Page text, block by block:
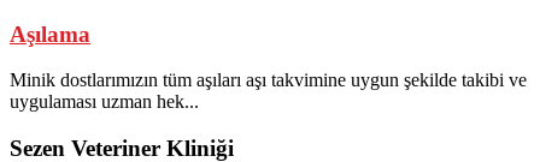
Aşılama
Minik dostlarımızın tüm aşıları aşı takvimine uygun şekilde takibi ve
uygulaması uzman hek...
Sezen Veteriner Kliniği